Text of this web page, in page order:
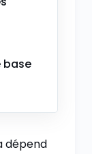
base
dépend